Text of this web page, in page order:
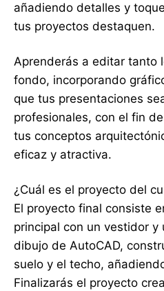
añadiendo detalles y
tus proyectos destaquen.
Aprenderás a editar tanto
fondo, incorporando
que tus presentaciones
profesionales, con el fin
tus conceptos
eficaz y atractiva.
¿Cuál es el proyecto del
El proyecto final consiste
principal con un vestidor
dibujo de AutoCAD,
suelo y el techo,
Finalizarás el proyecto